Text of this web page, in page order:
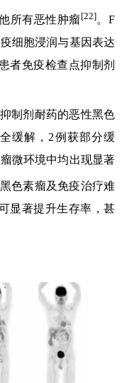
所有恶性肿瘤[22]。F
细胞浸润与基因表达
者免疫检查点抑制剂
制剂耐药的恶性黑色
缓解，2例获部分缓
微环境中均出现显著
色素瘤及免疫治疗难
显著提升生存率，甚